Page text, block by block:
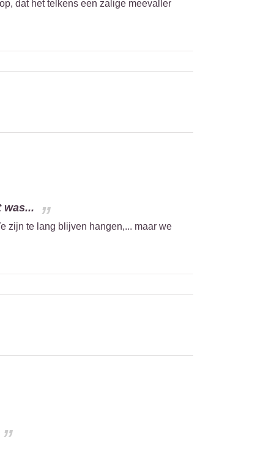
dat het telkens een zalige meevaller
was...
zijn te lang blijven hangen,... maar we